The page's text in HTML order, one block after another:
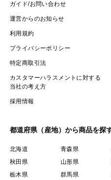
ガイド/お問い合わせ
運営からのお知らせ
利用規約
プライバシーポリシー
特定商取引法
カスタマーハラスメントに対する
当社の考え方
採用情報
都道府県（産地）から商品を探
北海道 青森県
秋田県
山形県
栃木県
群馬県